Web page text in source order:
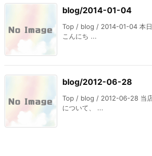
blog/2014-01-04
Top / blog / 2014-01-04 本日
こんにち ...
blog/2012-06-28
Top / blog / 2012-06-28 当
について、 ...